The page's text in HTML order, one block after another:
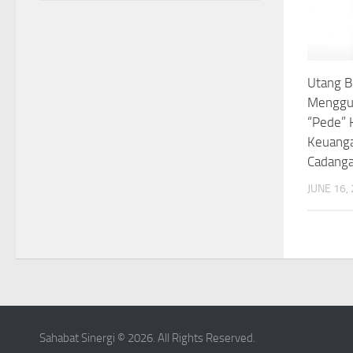
Utang
“Pede”
JUNE
Sahabat Sinergi © 2026. All Rights Reserved.